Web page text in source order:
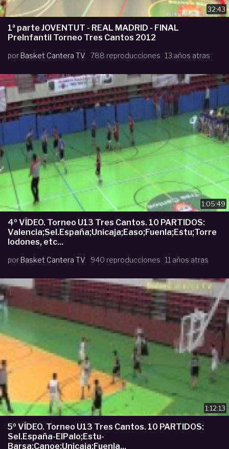
32:43
1ª parte JOVENTUT - REAL MADRID - FINAL
PreInfantil Torneo Tres Cantos 2012
por Basket Cantera TV 788 reproducciones 13 años atras
1:05:49
4º VÍDEO. Torneo U13 Tres Cantos. 10 PARTIDOS:
Valencia;Sel.España;Unicaja;Easo;Fuenla;Estu;Torre
lodones, etc...
por Basket Cantera TV 940 reproducciones 11 años atras
1:12:13
5º VÍDEO. Torneo U13 Tres Cantos. 10 PARTIDOS:
Sel.España-ElPalo;Estu-
Barsa;Canoe;Unicaja;Fuenla...